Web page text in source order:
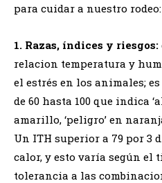
para cuidar a nuestro rodeo:
1. Razas, índices y riesgos:
relacion temperatura y
el estrés en los animales;
de 60 hasta 100 que indica
amarillo, ‘peligro’ en
Un ITH superior a 79 por 3
calor, y esto varía según el
tolerancia a las